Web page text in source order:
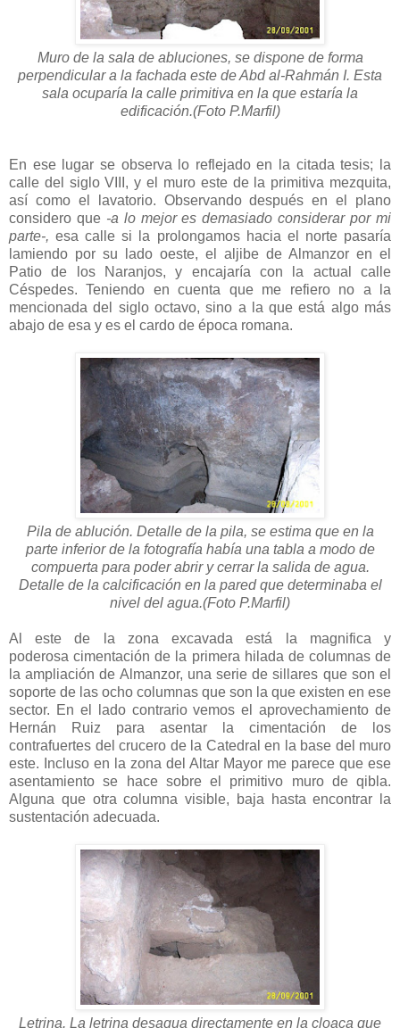
Muro de la sala de abluciones, se dispone de forma
perpendicular a la fachada este de Abd al-Rahmán I. Esta
sala ocuparía la calle primitiva en la que estaría la
edificación.(Foto P.Marfil)
En ese lugar se observa lo reflejado en la citada tesis; la
calle del siglo VIII, y el muro este de la primitiva mezquita,
así como el lavatorio. Observando después en el plano
considero que -a lo mejor es demasiado considerar por mi
parte-, esa calle si la prolongamos hacia el norte pasaría
lamiendo por su lado oeste, el aljibe de Almanzor en el
Patio de los Naranjos, y encajaría con la actual calle
Céspedes. Teniendo en cuenta que me refiero no a la
mencionada del siglo octavo, sino a la que está algo más
abajo de esa y es el cardo de época romana.
Pila de ablución. Detalle de la pila, se estima que en la
parte inferior de la fotografía había una tabla a modo de
compuerta para poder abrir y cerrar la salida de agua.
Detalle de la calcificación en la pared que determinaba el
nivel del agua.(Foto P.Marfil)
Al este de la zona excavada está la magnifica y
poderosa cimentación de la primera hilada de columnas de
la ampliación de Almanzor, una serie de sillares que son el
soporte de las ocho columnas que son la que existen en ese
sector. En el lado contrario vemos el aprovechamiento de
Hernán Ruiz para asentar la cimentación de los
contrafuertes del crucero de la Catedral en la base del muro
este. Incluso en la zona del Altar Mayor me parece que ese
asentamiento se hace sobre el primitivo muro de qibla.
Alguna que otra columna visible, baja hasta encontrar la
sustentación adecuada.
Letrina. La letrina desagua directamente en la cloaca que